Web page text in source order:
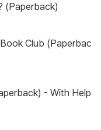
(Paperback)
Club (Paperbac
- With Help